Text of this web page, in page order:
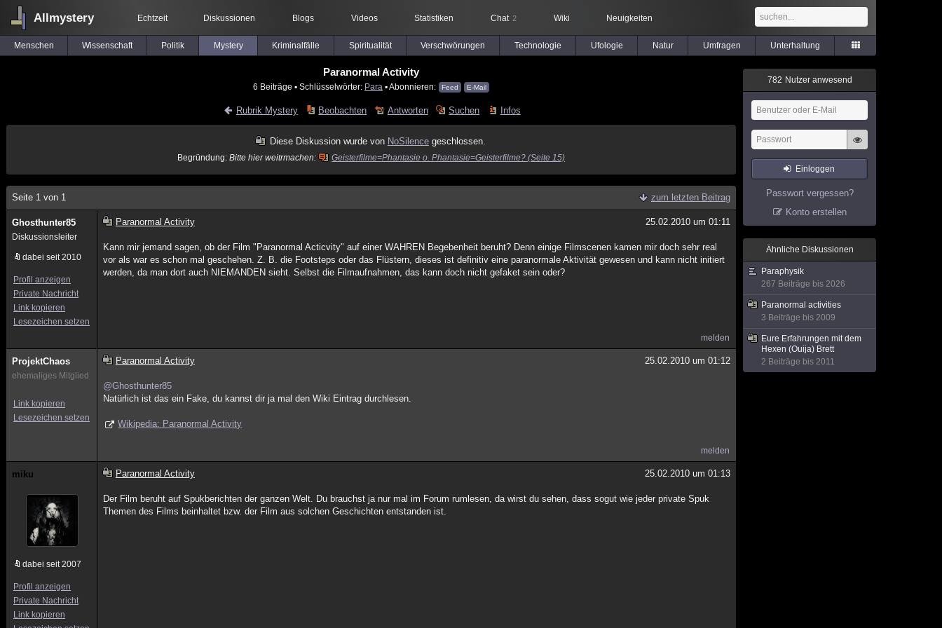
Allmystery Echtzeit Diskussionen Blogs Videos Statistiken Chat 2 Wiki Neuigkeiten
Menschen Wissenschaft Politik Mystery Kriminalfälle Spiritualität Verschwörungen Technologie Ufologie Natur Umfragen Unterhaltung
Paranormal Activity
6 Beiträge ▪ Schlüsselwörter: Para ▪ Abonnieren: Feed E-Mail
Rubrik Mystery Beobachten Antworten Suchen Infos
Diese Diskussion wurde von NoSilencegeschlossen.
Begründung: Bitte hier weitrmachen: Geisterfilme=Phantasie o. Phantasie=Geisterfilme? (Seite 15)
Seite 1 von 1 zum letzten Beitrag
Ghosthunter85
Diskussionsleiter
dabei seit 2010
Profil anzeigen
Private Nachricht
Link kopieren
Lesezeichen setzen
Paranormal Activity 25.02.2010 um 01:11
Kann mir jemand sagen, ob der Film "Paranormal Acticvity" auf einer WAHREN Begebenheit beruht? Denn einige Filmscenen kamen mir doch sehr real
vor als war es schon mal geschehen. Z. B. die Footsteps oder das Flüstern, dieses ist definitiv eine paranormale Aktivität gewesen und kann nicht initiert
werden, da man dort auch NIEMANDEN sieht. Selbst die Filmaufnahmen, das kann doch nicht gefaket sein oder?
melden
ProjektChaos
ehemaliges Mitglied
Link kopieren
Lesezeichen setzen
Paranormal Activity 25.02.2010 um 01:12
@Ghosthunter85
Natürlich ist das ein Fake, du kannst dir ja mal den Wiki Eintrag durchlesen.
Wikipedia: Paranormal Activity
melden
miku
dabei seit 2007
Profil anzeigen
Private Nachricht
Link kopieren
Paranormal Activity 25.02.2010 um 01:13
Der Film beruht auf Spukberichten der ganzen Welt. Du brauchst ja nur mal im Forum rumlesen, da wirst du sehen, dass sogut wie jeder private Spuk
Themen des Films beinhaltet bzw. der Film aus solchen Geschichten entstanden ist.
782 Nutzer anwesend
Einloggen
Passwort vergessen?
Konto erstellen
Ähnliche Diskussionen
Paraphysik
267 Beiträge bis 2026
Paranormal activities
3 Beiträge bis 2009
Eure Erfahrungen mit dem
Hexen (Ouija) Brett
2 Beiträge bis 2011